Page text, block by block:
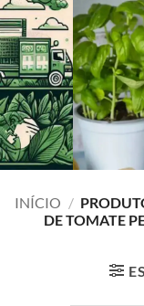
INÍCIO /
DE TOMATE